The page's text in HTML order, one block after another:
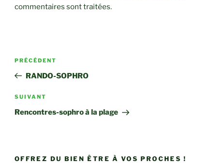
commentaires sont traitées.
Navigation
l’article
Article
précédent
PRÉCÉDENT
RANDO-SOPHRO
Article
suivant
SUIVANT
Rencontres-sophro à la plage
OFFREZ DU BIEN ÊTRE À VOS PROCHES !